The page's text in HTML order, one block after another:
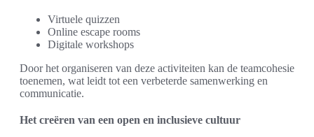
Virtuele quizzen
Online escape rooms
Digitale workshops
Door het organiseren van deze activiteiten kan de teamcohesie
toenemen, wat leidt tot een verbeterde samenwerking en
communicatie.
Het creëren van een open en inclusieve cultuur